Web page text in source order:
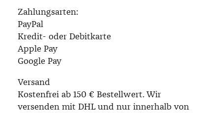
Zahlungsarten:
PayPal
Kredit- oder Debitkarte
Apple Pay
Google Pay
Versand
Kostenfrei ab 150 € Bestellwert. Wir
versenden mit DHL und nur innerhalb von